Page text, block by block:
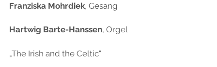
Franziska Mohrdiek, Gesang
Hartwig Barte-Hanssen, Orgel
„The Irish and the Celtic“